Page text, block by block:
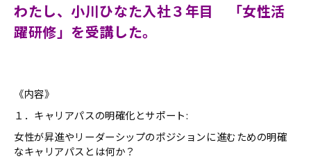
わたし、小川ひなた入社３年目 「女性活
躍研修」を受講した。
《内容》
１．キャリアパスの明確化とサポート:
女性が昇進やリーダーシップのポジションに進むための明確
なキャリアパスとは何か？